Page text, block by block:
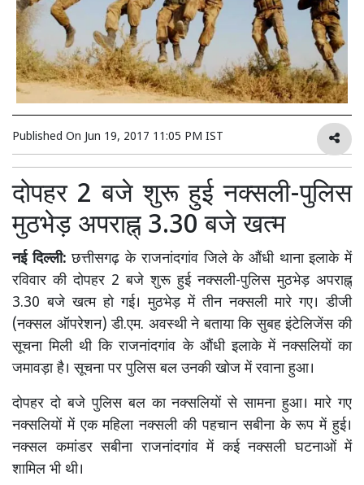
Published On Jun 19, 2017 11:05 PM IST
दोपहर 2 बजे शुरू हुई नक्सली-पुलिस
मुठभेड़ अपराह्न् 3.30 बजे खत्म
नई दिल्ली: छत्तीसगढ़ के राजनांदगांव जिले के औंधी थाना इलाके में
रविवार की दोपहर 2 बजे शुरू हुई नक्सली-पुलिस मुठभेड़ अपराह्न्
3.30 बजे खत्म हो गई। मुठभेड़ में तीन नक्सली मारे गए। डीजी
(नक्सल ऑपरेशन) डी.एम. अवस्थी ने बताया कि सुबह इंटेलिजेंस की
सूचना मिली थी कि राजनांदगांव के औंधी इलाके में नक्सलियों का
जमावड़ा है। सूचना पर पुलिस बल उनकी खोज में रवाना हुआ।
दोपहर दो बजे पुलिस बल का नक्सलियों से सामना हुआ। मारे गए
नक्सलियों में एक महिला नक्सली की पहचान सबीना के रूप में हुई।
नक्सल कमांडर सबीना राजनांदगांव में कई नक्सली घटनाओं में
शामिल भी थी।